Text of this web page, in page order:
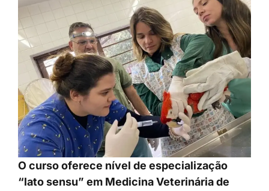
O curso oferece nível de especialização
“lato sensu” em Medicina Veterinária de